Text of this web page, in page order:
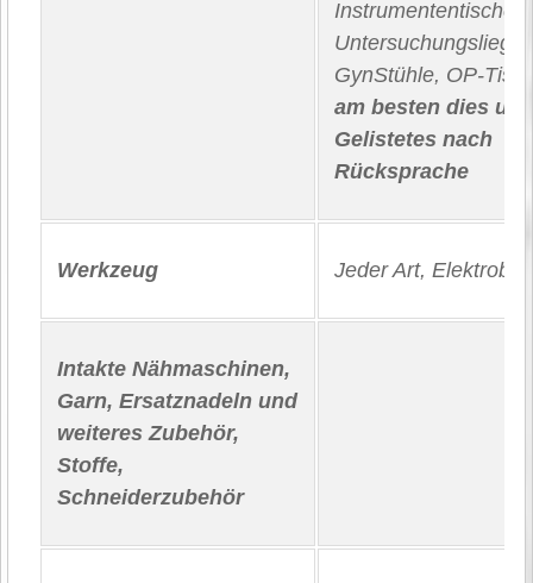
Instrumententische,
GynStühle, OP-
am besten dies
Gelistetes nach
Rücksprache
Werkzeug Jeder Art,
Intakte Nähmaschinen,
Garn, Ersatznadeln und
weiteres Zubehör,
Stoffe,
Schneiderzubehör